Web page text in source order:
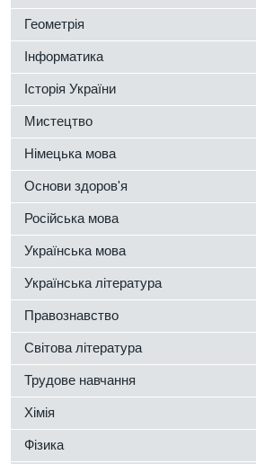
Геометрія
Інформатика
Історія України
Мистецтво
Німецька мова
Основи здоров'я
Російська мова
Українська мова
Українська література
Правознавство
Світова література
Трудове навчання
Хімія
Фізика